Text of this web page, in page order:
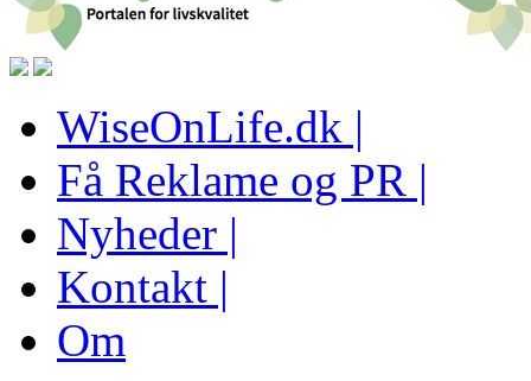
WiseOnLife.dk |
Få Reklame og PR |
Nyheder |
Kontakt |
Om